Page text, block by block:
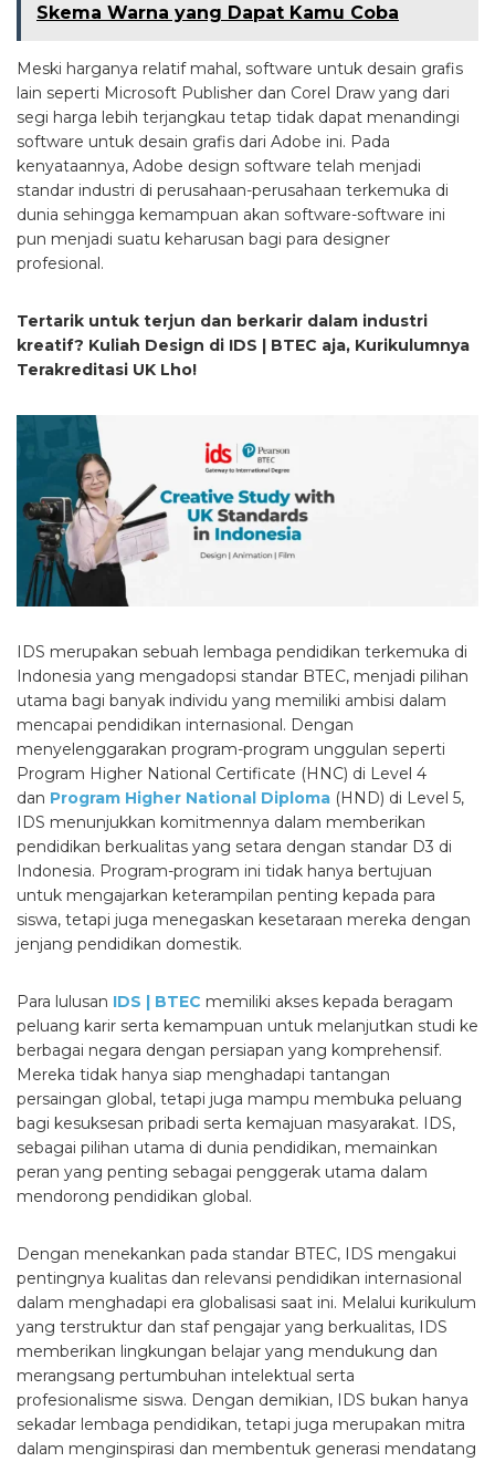
Skema Warna yang Dapat Kamu Coba
Meski harganya relatif mahal, software untuk desain grafis
lain seperti Microsoft Publisher dan Corel Draw yang dari
segi harga lebih terjangkau tetap tidak dapat menandingi
software untuk desain grafis dari Adobe ini. Pada
kenyataannya, Adobe design software telah menjadi
standar industri di perusahaan-perusahaan terkemuka di
dunia sehingga kemampuan akan software-software ini
pun menjadi suatu keharusan bagi para designer
profesional.
Tertarik untuk terjun dan berkarir dalam industri
kreatif? Kuliah Design di IDS | BTEC aja, Kurikulumnya
Terakreditasi UK Lho!
IDS merupakan sebuah lembaga pendidikan terkemuka di
Indonesia yang mengadopsi standar BTEC, menjadi pilihan
utama bagi banyak individu yang memiliki ambisi dalam
mencapai pendidikan internasional. Dengan
menyelenggarakan program-program unggulan seperti
Program Higher National Certificate (HNC) di Level 4
dan Program Higher National Diploma (HND) di Level 5,
IDS menunjukkan komitmennya dalam memberikan
pendidikan berkualitas yang setara dengan standar D3 di
Indonesia. Program-program ini tidak hanya bertujuan
untuk mengajarkan keterampilan penting kepada para
siswa, tetapi juga menegaskan kesetaraan mereka dengan
jenjang pendidikan domestik.
Para lulusan IDS | BTEC memiliki akses kepada beragam
peluang karir serta kemampuan untuk melanjutkan studi ke
berbagai negara dengan persiapan yang komprehensif.
Mereka tidak hanya siap menghadapi tantangan
persaingan global, tetapi juga mampu membuka peluang
bagi kesuksesan pribadi serta kemajuan masyarakat. IDS,
sebagai pilihan utama di dunia pendidikan, memainkan
peran yang penting sebagai penggerak utama dalam
mendorong pendidikan global.
Dengan menekankan pada standar BTEC, IDS mengakui
pentingnya kualitas dan relevansi pendidikan internasional
dalam menghadapi era globalisasi saat ini. Melalui kurikulum
yang terstruktur dan staf pengajar yang berkualitas, IDS
memberikan lingkungan belajar yang mendukung dan
merangsang pertumbuhan intelektual serta
profesionalisme siswa. Dengan demikian, IDS bukan hanya
sekadar lembaga pendidikan, tetapi juga merupakan mitra
dalam menginspirasi dan membentuk generasi mendatang